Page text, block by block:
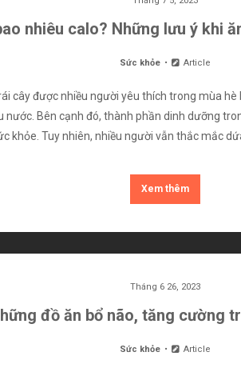
nhiêu calo? Những lưu ý khi
Sức khỏe Article
cây được nhiều người yêu thích trong mùa
nước. Bên cạnh đó, thành phần dinh dưỡng
khỏe. Tuy nhiên, nhiều người vẫn thắc mắc
Xem thêm
Tháng 6 26, 2023
đồ ăn bổ não, tăng cường
Sức khỏe Article
lọc từ đời sống hiện đại. Tại đây, bạn có
theo dõi xu hướng và mở rộng hiểu biết mỗi
TIN TỨC